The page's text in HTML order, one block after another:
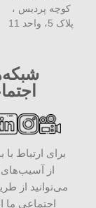
کوچه پردیس ،
پلاک 5، واحد 11
برای ارتباط با
از
اجتماعی ما